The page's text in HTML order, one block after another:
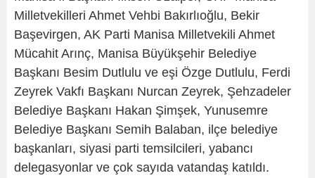
Milletvekilleri Ahmet Vehbi Bakırlıoğlu, Bekir
Başevirgen, AK Parti Manisa Milletvekili Ahmet
Mücahit Arınç, Manisa Büyükşehir Belediye
Başkanı Besim Dutlulu ve eşi Özge Dutlulu, Ferdi
Zeyrek Vakfı Başkanı Nurcan Zeyrek, Şehzadeler
Belediye Başkanı Hakan Şimşek, Yunusemre
Belediye Başkanı Semih Balaban, ilçe belediye
başkanları, siyasi parti temsilcileri, yabancı
delegasyonlar ve çok sayıda vatandaş katıldı.